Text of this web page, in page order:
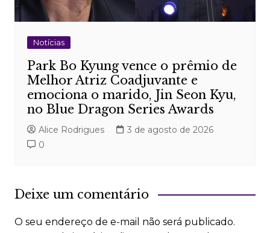
Notícias
Park Bo Kyung vence o prêmio de
Melhor Atriz Coadjuvante e
emociona o marido, Jin Seon Kyu,
no Blue Dragon Series Awards
Alice Rodrigues
3 de agosto de 2026
0
Deixe um comentário
O seu endereço de e-mail não será publicado.